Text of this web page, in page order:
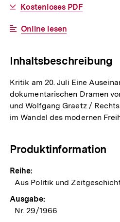
Allgemeine
Informationen
Download-
Kostenloses PDF
Interner
Online lesen
Inhaltsbeschreibung
Kritik am 20. Juli Eine
dokumentarischen Dramen
und Wolfgang Graetz /
im Wandel des modernen
Produktinformation
Reihe:
Aus Politik und
Ausgabe:
Nr. 29/1966